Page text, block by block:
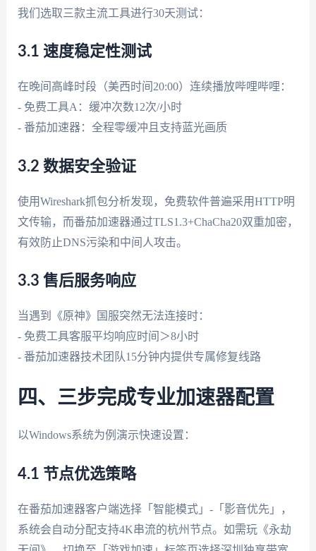
我们选取三款主流工具进行30天测试：
3.1 速度稳定性测试
在晚间高峰时段（美西时间20:00）连续播放哔哩哔哩：
- 免费工具A：缓冲次数12次/小时
- 番茄加速器：全程零缓冲且支持蓝光画质
3.2 数据安全验证
使用Wireshark抓包分析发现，免费软件普遍采用HTTP明
文传输，而番茄加速器通过TLS1.3+ChaCha20双重加密，
有效防止DNS污染和中间人攻击。
3.3 售后服务响应
当遇到《原神》国服突然无法连接时：
- 免费工具客服平均响应时间＞8小时
- 番茄加速器技术团队15分钟内提供专属修复线路
四、三步完成专业加速器配置
以Windows系统为例演示快速设置：
4.1 节点优选策略
在番茄加速器客户端选择「智能模式」-「影音优先」，
系统会自动分配支持4K串流的杭州节点。如需玩《永劫